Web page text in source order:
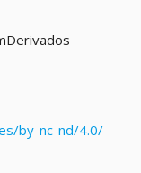
by-nc-nd/4.0/
os nomes,